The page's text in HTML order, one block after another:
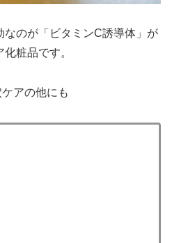
なのが「ビタミンC誘導体」が
粧品です。
アの他にも